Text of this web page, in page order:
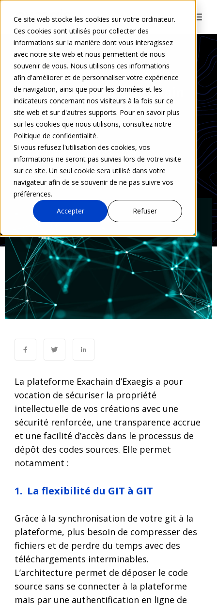
Ce site web stocke les cookies sur votre ordinateur.
Ces cookies sont utilisés pour collecter des
informations sur la manière dont vous interagissez
avec notre site web et nous permettent de nous
souvenir de vous. Nous utilisons ces informations
afin d'améliorer et de personnaliser votre expérience
de navigation, ainsi que pour les données et les
indicateurs concernant nos visiteurs à la fois sur ce
site web et sur d'autres supports. Pour en savoir plus
sur les cookies que nous utilisons, consultez notre
Politique de confidentialité.
Si vous refusez l'utilisation des cookies, vos
informations ne seront pas suivies lors de votre visite
sur ce site. Un seul cookie sera utilisé dans votre
navigateur afin de se souvenir de ne pas suivre vos
préférences.
Accepter
Refuser
CYBERSÉCURITÉ
Pourquoi choisir Exaechain
pour déposer vos codes
sources ?
Juliette Courty-Garnier
20 mars 2024
0 Commentaire
La plateforme Exachain d’Exaegis a pour
vocation de sécuriser la propriété
intellectuelle de vos créations avec une
sécurité renforcée, une transparence accrue
et une facilité d’accès dans le processus de
dépôt des codes sources. Elle permet
notamment :
1. La flexibilité du GIT à GIT
Grâce à la synchronisation de votre git à la
plateforme, plus besoin de compresser des
fichiers et de perdre du temps avec des
téléchargements interminables.
L’architecture permet de déposer le code
source sans se connecter à la plateforme
mais par une authentification en ligne de